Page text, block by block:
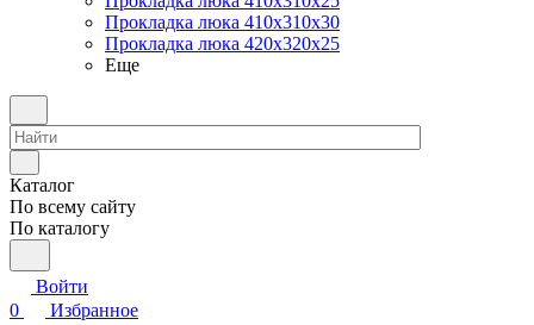
Прокладка люка 410х310х30
Прокладка люка 420x320x25
Еще
Каталог
По всему сайту
По каталогу
Войти
0
Избранное